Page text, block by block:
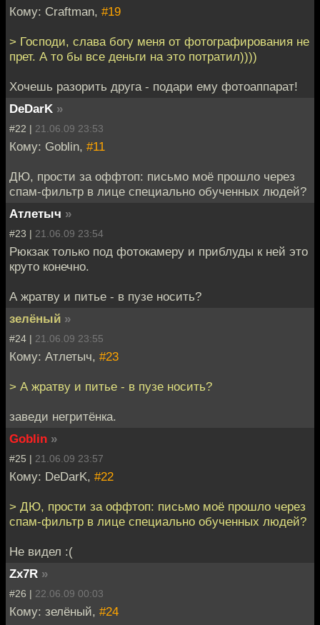
Кому: Craftman, #19
> Господи, слава богу меня от фотографирования не
прет. А то бы все деньги на это потратил))))
Хочешь разорить друга - подари ему фотоаппарат!
DeDarK »
#22 | 21.06.09 23:53
Кому: Goblin, #11
ДЮ, прости за оффтоп: письмо моё прошло через
спам-фильтр в лице специально обученных людей?
Атлетыч »
#23 | 21.06.09 23:54
Рюкзак только под фотокамеру и приблуды к ней это
круто конечно.
А жратву и питье - в пузе носить?
зелёный »
#24 | 21.06.09 23:55
Кому: Атлетыч, #23
> А жратву и питье - в пузе носить?
заведи негритёнка.
Goblin »
#25 | 21.06.09 23:57
Кому: DeDarK, #22
> ДЮ, прости за оффтоп: письмо моё прошло через
спам-фильтр в лице специально обученных людей?
Не видел :(
Zx7R »
#26 | 22.06.09 00:03
Кому: зелёный, #24